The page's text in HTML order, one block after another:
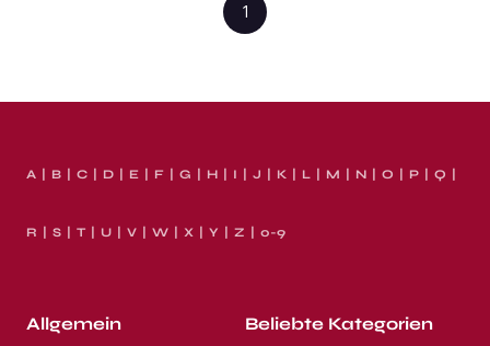
1
A B C D E F G H I J K L M N O P Q
R S T U V W X Y Z 0-9
Allgemein Beliebte Kategorien